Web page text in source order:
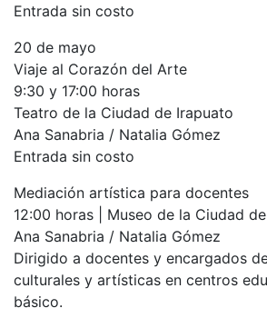
Entrada sin costo
20 de mayo
Viaje al Corazón del Arte
9:30 y 17:00 horas
Teatro de la Ciudad de Irapuato
Ana Sanabria / Natalia Gómez
Entrada sin costo
Mediación artística para docentes
12:00 horas | Museo de la Ciudad
Ana Sanabria / Natalia Gómez
Dirigido a docentes y encargados
culturales y artísticas en centros
básico.